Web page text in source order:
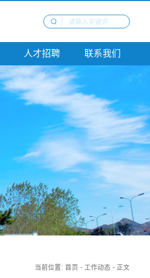
人才招聘 联系我们
当前位置: 首页 - 工作动态 - 正文